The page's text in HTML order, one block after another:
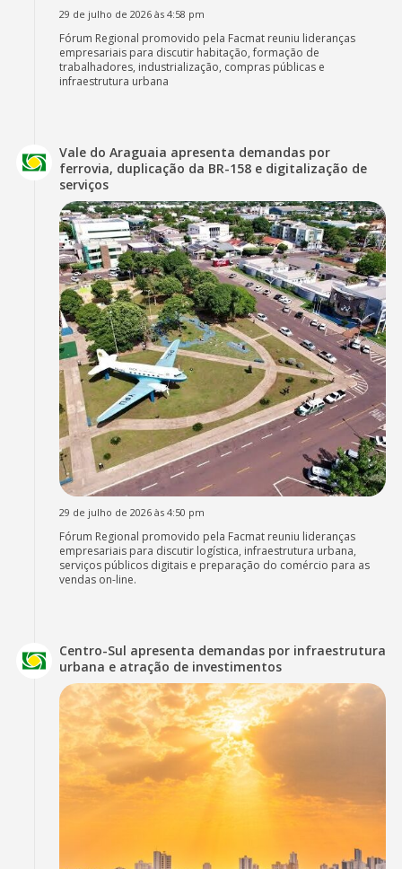
29 de julho de 2026 às 4:58 pm
Fórum Regional promovido pela Facmat reuniu lideranças
empresariais para discutir habitação, formação de
trabalhadores, industrialização, compras públicas e
infraestrutura urbana
Vale do Araguaia apresenta demandas por
ferrovia, duplicação da BR-158 e digitalização de
serviços
29 de julho de 2026 às 4:50 pm
Fórum Regional promovido pela Facmat reuniu lideranças
empresariais para discutir logística, infraestrutura urbana,
serviços públicos digitais e preparação do comércio para as
vendas on-line.
Centro-Sul apresenta demandas por infraestrutura
urbana e atração de investimentos